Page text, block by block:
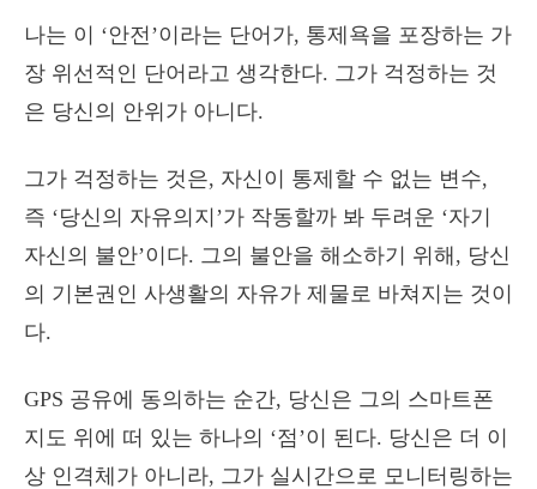
나는 이 ‘안전’이라는 단어가, 통제욕을 포장하는 가
장 위선적인 단어라고 생각한다. 그가 걱정하는 것
은 당신의 안위가 아니다.
그가 걱정하는 것은, 자신이 통제할 수 없는 변수,
즉 ‘당신의 자유의지’가 작동할까 봐 두려운 ‘자기
자신의 불안’이다. 그의 불안을 해소하기 위해, 당신
의 기본권인 사생활의 자유가 제물로 바쳐지는 것이
다.
GPS 공유에 동의하는 순간, 당신은 그의 스마트폰
지도 위에 떠 있는 하나의 ‘점’이 된다. 당신은 더 이
상 인격체가 아니라, 그가 실시간으로 모니터링하는